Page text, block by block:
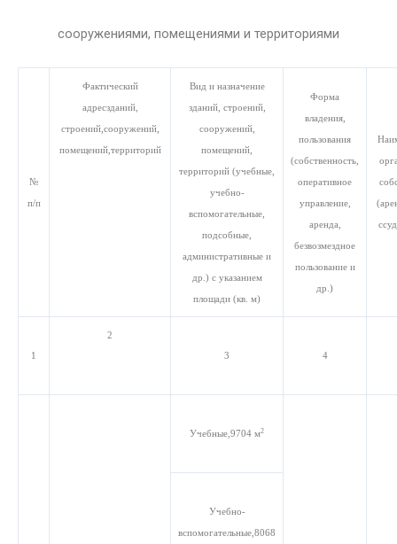
сооружениями, помещениями и территориями
№
п/п
Фактический
адресзданий,
строений, сооружений,
помещений, территорий
Вид и назначение
зданий, строений,
сооружений,
помещений,
территорий (учебные,
учебно-
вспомогательные,
подсобные,
административные и
др.) с указанием
площади (кв. м)
Форма
владения,
пользования
(собственность,
оперативное
управление,
аренда,
безвозмездное
пользование и
др.)
1
2
3 4
Учебные, 9704 м2
Учебно-
вспомогательные, 8068